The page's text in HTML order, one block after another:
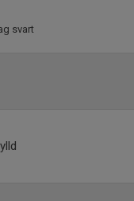
svart